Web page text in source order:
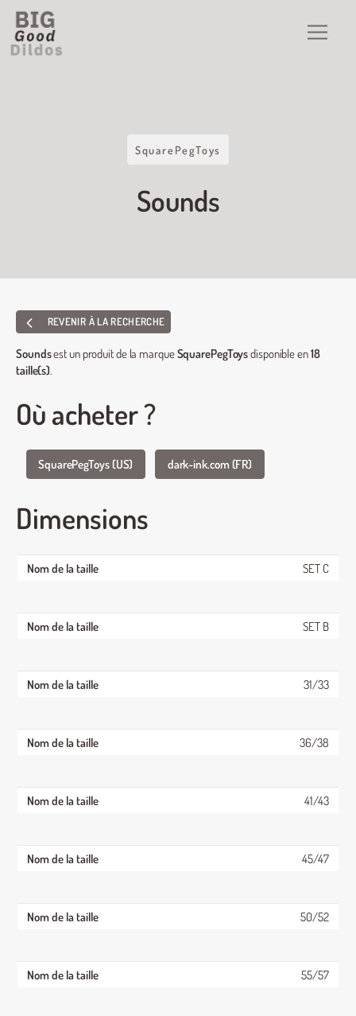
SquarePegToys
Sounds
REVENIR À LA RECHERCHE
Soundsest un produit de la marqueSquarePegToysdisponible en18
taille(s).
Où acheter ?
SquarePegToys (US) dark-ink.com (FR)
Dimensions
SET C
SET B
31/33
36/38
41/43
45/47
50/52
55/57